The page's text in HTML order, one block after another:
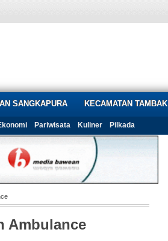
SANGKAPURA KECAMATAN TAMBAK
Pariwisata Kuliner Pilkada
Ambulance